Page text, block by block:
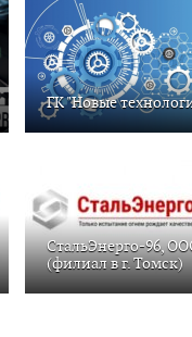
ГК "Новые
СтальЭнерго-96,
(филиал в г. Томск)